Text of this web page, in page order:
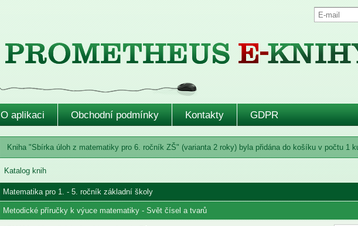
O aplikaci Obchodní podmínky Kontakty GDPR
Kniha "Sbírka úloh z matematiky pro 6. ročník ZŠ" (varianta 2 roky) byla přidána do košíku v počtu 1
Katalog knih
Matematika pro 1. - 5. ročník základní školy
Metodické příručky k výuce matematiky - Svět čísel a tvarů